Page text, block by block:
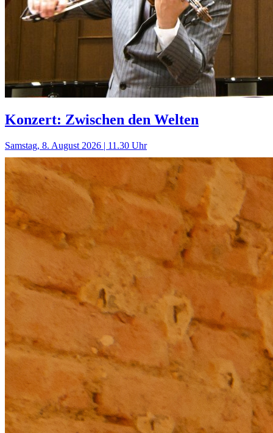
Konzert: Zwischen den Welten
Samstag, 8. August 2026 | 11.30 Uhr